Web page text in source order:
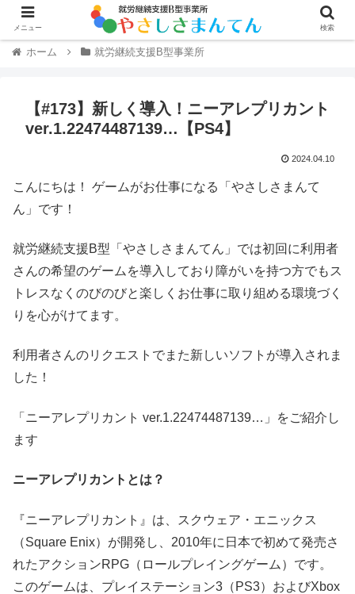
ホーム 就労継続支援B型事業所
【#173】新しく導入！ニーアレプリカント
ver.1.22474487139…【PS4】
2024.04.10
こんにちは！ ゲームがお仕事になる「やさしさまんて
ん」です！
就労継続支援B型「やさしさまんてん」では初回に利用者
さんの希望のゲームを導入しており障がいを持つ方でもス
トレスなくのびのびと楽しくお仕事に取り組める環境づく
りを心がけてます。
利用者さんのリクエストでまた新しいソフトが導入されま
した！
「ニーアレプリカント ver.1.22474487139…」をご紹介し
ます
ニーアレプリカントとは？
『ニーアレプリカント』は、スクウェア・エニックス
（Square Enix）が開発し、2010年に日本で初めて発売さ
れたアクションRPG（ロールプレイングゲーム）です。
このゲームは、プレイステーション3（PS3）およびXbox
メニュー 検索